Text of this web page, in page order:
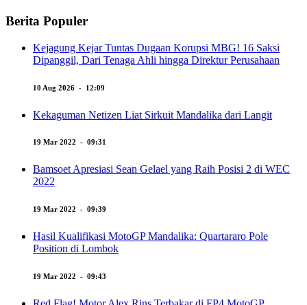
Berita Populer
Kejagung Kejar Tuntas Dugaan Korupsi MBG! 16 Saksi
Dipanggil, Dari Tenaga Ahli hingga Direktur Perusahaan
10 Aug 2026 - 12:09
Kekaguman Netizen Liat Sirkuit Mandalika dari Langit
19 Mar 2022 - 09:31
Bamsoet Apresiasi Sean Gelael yang Raih Posisi 2 di WEC
2022
19 Mar 2022 - 09:39
Hasil Kualifikasi MotoGP Mandalika: Quartararo Pole
Position di Lombok
19 Mar 2022 - 09:43